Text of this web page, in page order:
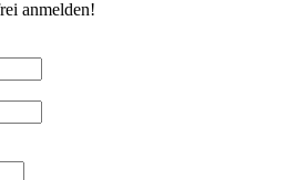
anmelden!